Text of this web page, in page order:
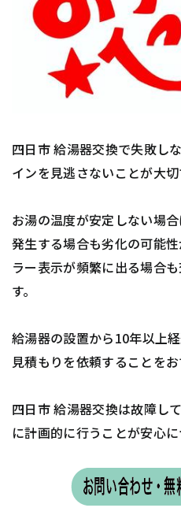
四日市 給湯器交換で失敗し
インを見逃さないことが大切
お湯の温度が安定しない場
発生する場合も劣化の可能
ラー表示が頻繁に出る場合
す。
給湯器の設置から10年以上
見積もりを依頼することをお
四日市 給湯器交換は故障し
に計画的に行うことが安心に